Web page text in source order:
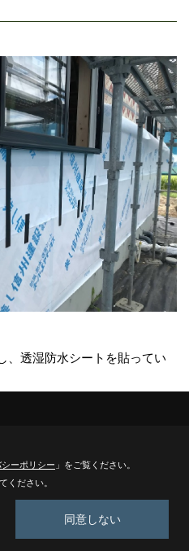
、透湿防水シートを貼ってい
確認しながら作業を行いま
ーポリシー 」をご覧ください。
ください。
同意しない